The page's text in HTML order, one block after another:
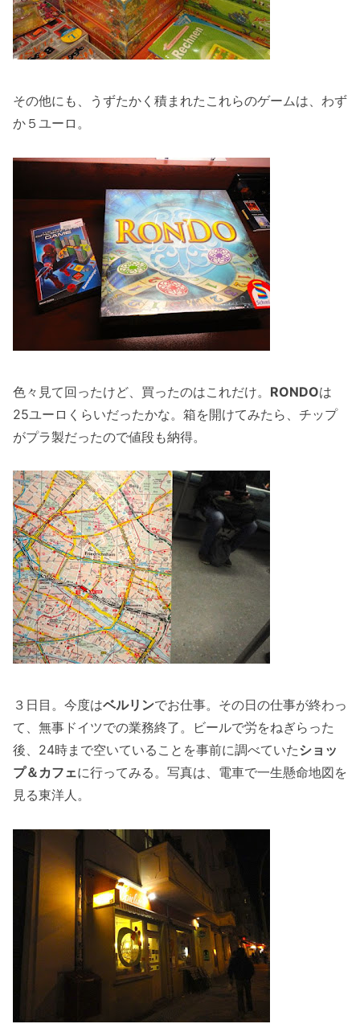
その他にも、うずたかく積まれたこれらのゲームは、わず
か５ユーロ。
色々見て回ったけど、買ったのはこれだけ。 RONDOは
25ユーロくらいだったかな。箱を開けてみたら、チップ
がプラ製だったので値段も納得。
３日目。今度はベルリンでお仕事。その日の仕事が終わっ
て、無事ドイツでの業務終了。ビールで労をねぎらった
後、24時まで空いていることを事前に調べていたショッ
プ＆カフェに行ってみる。写真は、電車で一生懸命地図を
見る東洋人。